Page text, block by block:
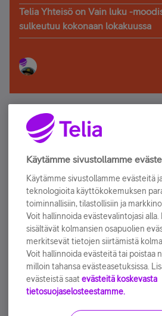
Telia Yhteisö on Vain luku -
sulkeutuu kokonaan lokakuussa
Älä jää paitsi – osallistu ja
Tilaa Telian uutiskirje ja olet
sähköpostiisi.
Tilaa nyt
Käytämme sivustollamme
Käytämme sivustollamme evästeitä
teknologioita käyttökokemuksen
toiminnallisiin, tilastollisiin ja
Voit hallinnoida evästevalintojasi alla.
sisältävät kolmansien osapuolien
merkitsevät tietojen siirtämistä
Voit hallinnoida evästeitä tai poistaa
milloin tahansa evästeasetuksissa.
evästeistä saat evästeitä koskevasta
tietosuojaselosteestamme.